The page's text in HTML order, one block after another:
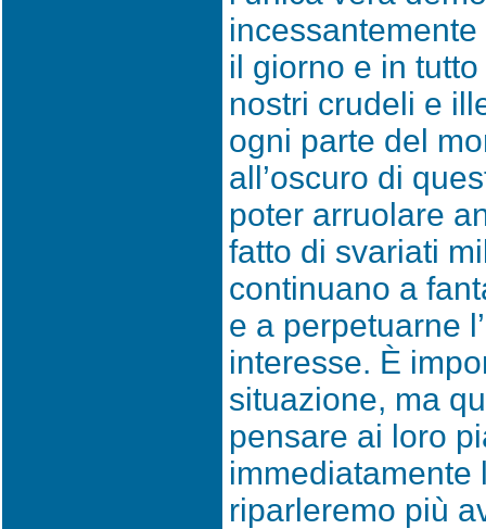
il giorno e in
nostri crudeli e
ogni parte del
all’oscuro di
poter arruolare
fatto di svariati
continuano a
e a perpetuarne
interesse. È
situazione, ma
pensare ai loro
immediatamente
riparleremo più